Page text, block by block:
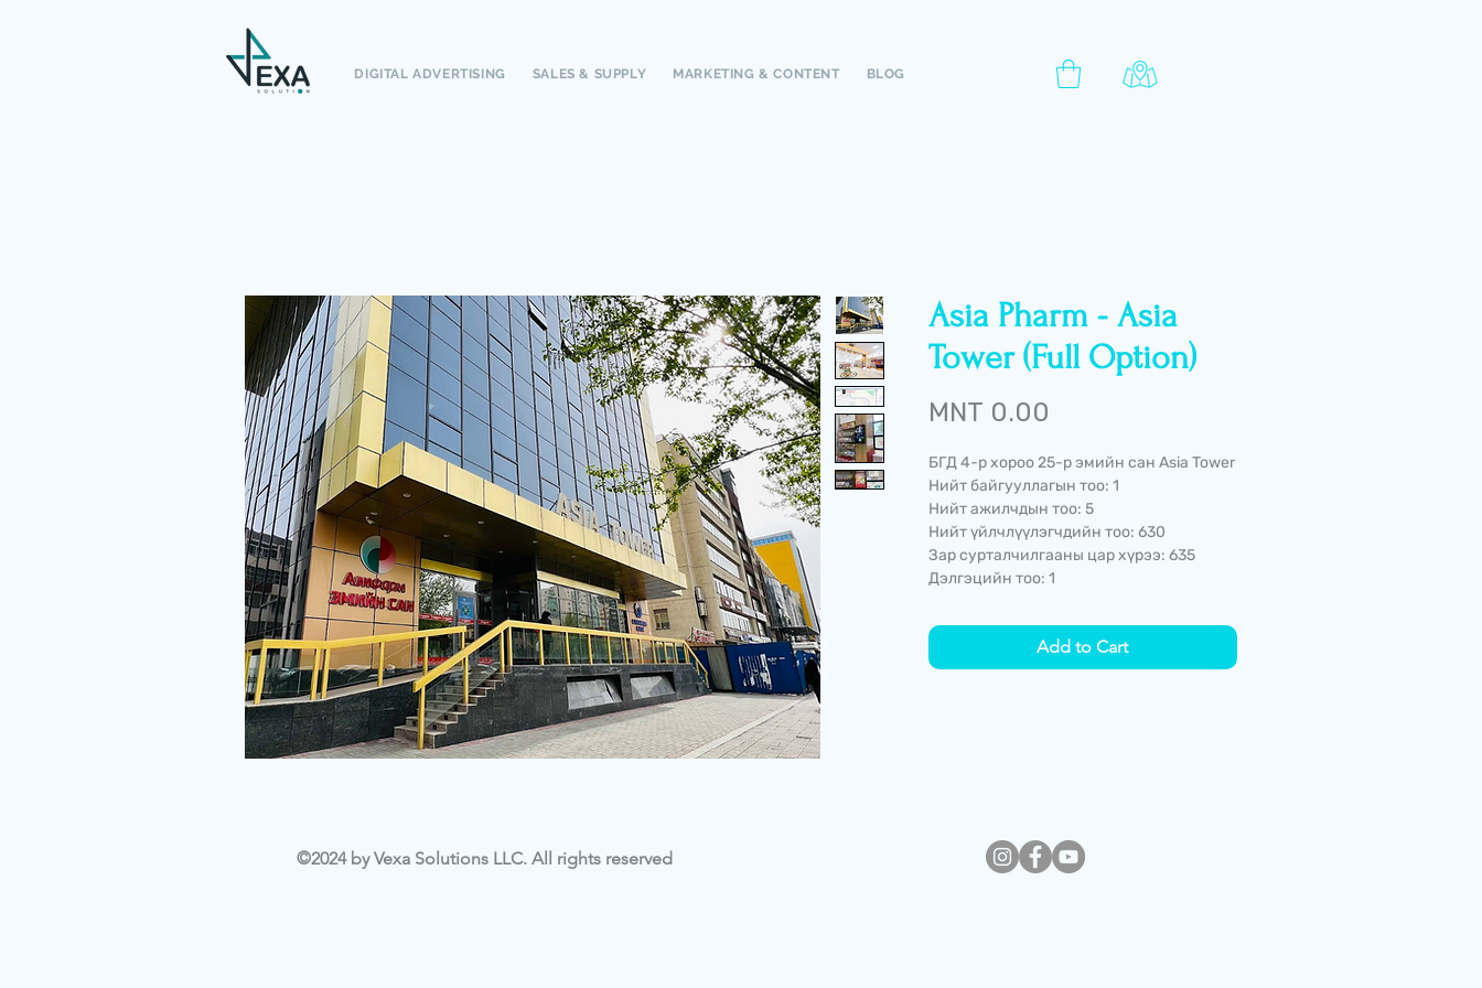
DIGITAL ADVERTISING SALES & SUPPLY MARKETING & CONTENT BLOG
Asia Pharm - Asia
Tower (Full Option)
MNT 0.00
БГД 4-р хороо 25-р эмийн сан Asia Tower
Нийт байгууллагын тоо: 1
Нийт ажилчдын тоо: 5
Нийт үйлчлүүлэгчдийн тоо: 630
Зар сурталчилгааны цар хүрээ: 635
Дэлгэцийн тоо: 1
Add to Cart
©2024 by Vexa Solutions LLC. All rights reserved